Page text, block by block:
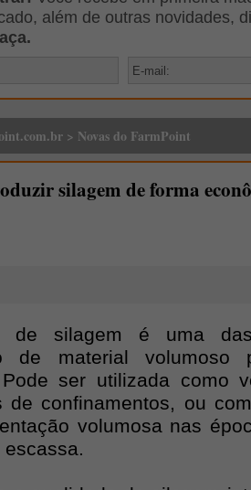
além de outras novidades,
> Novas do FarmPoint
silagem de forma
de silagem é uma
de material volumoso
ser utilizada como
de confinamentos, ou
volumosa nas